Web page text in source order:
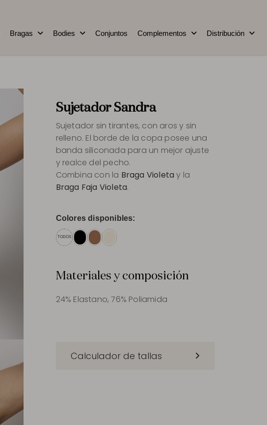
Bragas Bodies Conjuntos Complementos Distribución
Sujetador Sandra
Sujetador sin tirantes, con aros y sin
relleno. El borde de la copa posee una
banda siliconada para un mejor ajuste
y realce del pecho.
Combina con la Braga Violeta y la
Braga Faja Violeta.
Colores disponibles:
TODOS
Materiales y composición
24% Elastano, 76% Poliamida
Calculador de tallas